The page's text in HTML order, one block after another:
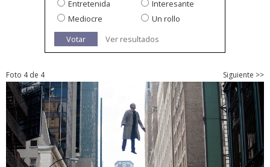
Entretenida
Interesante
Mediocre
Un rollo
Votar
Ver resultados
Foto 4 de 4 Siguiente >>